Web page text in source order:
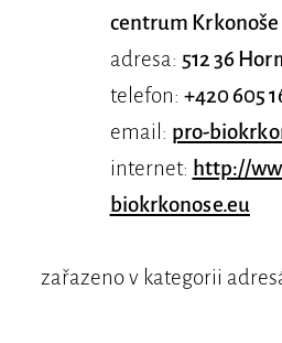
centrum Krkonoše
adresa: 512 36
telefon: +420 605
email: pro-
internet: http://
biokrkonose.eu
zařazeno v kategorii